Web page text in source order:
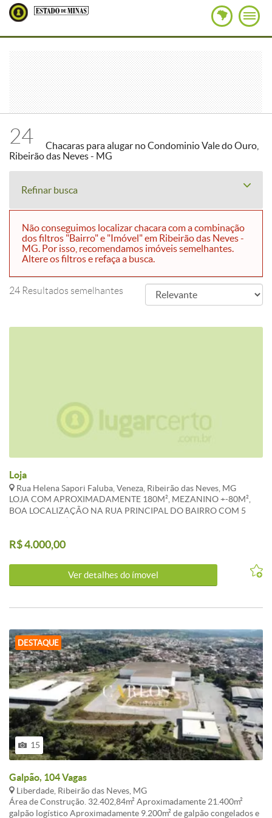
24
Chacaras para alugar no Condominio Vale do Ouro,
Ribeirão das Neves - MG
Refinar busca
Não conseguimos localizar chacara com a combinação
dos filtros "Bairro" e "Imóvel" em Ribeirão das Neves -
MG. Por isso, recomendamos imóveis semelhantes.
Altere os filtros e refaça a busca.
24 Resultados semelhantes
Loja
Rua Helena Sapori Faluba, Veneza, Ribeirão das Neves, MG
LOJA COM APROXIMADAMENTE 180M², MEZANINO +-80M²,
BOA LOCALIZAÇÃO NA RUA PRINCIPAL DO BAIRRO COM 5
VALORES ANUNCIADOS DE IPTU E CONDOMINIO SÃO
9 8386-8716.
R$ 4.000,00
Ver detalhes do ímovel
DESTAQUE
15
Galpão, 104 Vagas
Liberdade, Ribeirão das Neves, MG
Área de Construção. 32.402,84m² Aproximadamente 21.400m²
galpão logístico Aproximadamente 9.200m² de galpão congelados e